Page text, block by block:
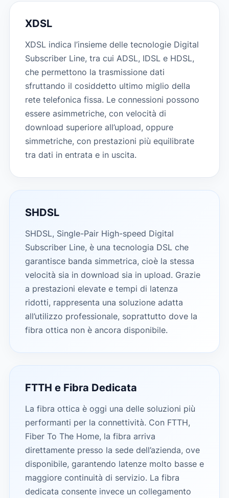
XDSL
XDSL indica l’insieme delle tecnologie Digital
Subscriber Line, tra cui ADSL, IDSL e HDSL,
che permettono la trasmissione dati
sfruttando il cosiddetto ultimo miglio della
rete telefonica fissa. Le connessioni possono
essere asimmetriche, con velocità di
download superiore all’upload, oppure
simmetriche, con prestazioni più equilibrate
tra dati in entrata e in uscita.
SHDSL
SHDSL, Single-Pair High-speed Digital
Subscriber Line, è una tecnologia DSL che
garantisce banda simmetrica, cioè la stessa
velocità sia in download sia in upload. Grazie
a prestazioni elevate e tempi di latenza
ridotti, rappresenta una soluzione adatta
all’utilizzo professionale, soprattutto dove la
fibra ottica non è ancora disponibile.
FTTH e Fibra Dedicata
La fibra ottica è oggi una delle soluzioni più
performanti per la connettività. Con FTTH,
Fiber To The Home, la fibra arriva
direttamente presso la sede dell’azienda, ove
disponibile, garantendo latenze molto basse e
maggiore continuità di servizio. La fibra
dedicata consente invece un collegamento